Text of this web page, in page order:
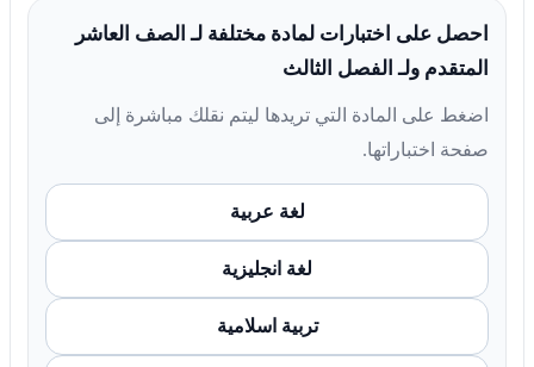
احصل على اختبارات لمادة مختلفة لـ الصف العاشر
المتقدم ولـ الفصل الثالث
اضغط على المادة التي تريدها ليتم نقلك مباشرة إلى
صفحة اختباراتها.
لغة عربية
لغة انجليزية
تربية اسلامية